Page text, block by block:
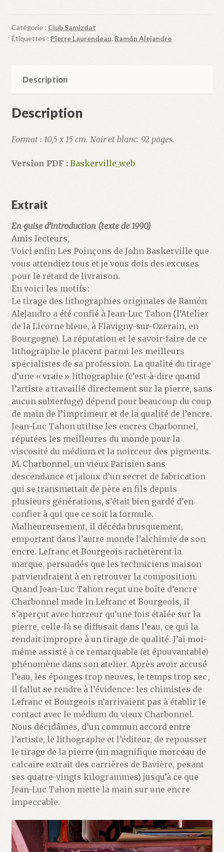
John
Baskerville
Catégorie : Club Samizdat
Étiquettes : Pierre Laurendeau, Ramón Alejandro
Description
Description
Format : 10,5 x 15 cm. Noir et blanc. 92 pages.
Version PDF : Baskerville_web
Extrait
En guise d’introduction (texte de 1990)
Amis lecteurs,
Voici enfin Les Poinçons de John Baskerville que
vous attendiez tous et je vous dois des excuses
pour le retard de livraison.
En voici les motifs :
Le tirage des lithographies originales de Ramón
Alejandro a été confié à Jean-Luc Tahon (l’Atelier
de la Licorne bleue, à ­Flavigny-sur-Ozerain, en
Bourgogne). La réputation et le savoir-faire de ce
lithographe le placent parmi les meilleurs
spécialistes de sa profession. La qualité du tirage
d’une « vraie » lithographie (c’est-à-dire quand
l’artiste a travaillé directement sur la pierre, sans
aucun subterfuge) dépend pour beaucoup du coup
de main de l’imprimeur et de la qualité de l’encre.
Jean-Luc Tahon utilise les encres Charbonnel,
réputées les meilleures du monde pour la
viscosité du médium et la noirceur des pigments.
M. Charbonnel, un vieux Parisien sans
descendance et jaloux d’un secret de fabrication
qui se transmettait de père en fils depuis
plusieurs générations, s’était bien gardé d’en
confier à qui que ce soit la formule.
Malheureusement, il décéda brusquement,
emportant dans l’autre monde l’alchimie de son
encre. Lefranc et Bourgeois rachetèrent la
marque, persuadés que les techniciens maison
parviendraient à en retrouver la composition.
Quand Jean-Luc Tahon reçut une boîte d’encre
Charbonnel made in Lefranc et Bourgeois, il
s’aperçut avec horreur qu’une fois étalée sur la
pierre, celle-là se diffusait dans l’eau, ce qui la
rendait impropre à un tirage de qualité. J’ai moi-
même assisté à ce remarquable (et épouvantable)
phénomène dans son atelier. Après avoir accusé
l’eau, les éponges trop neuves, le temps trop sec ,
il fallut se rendre à l’évidence : les chimistes de
Lefranc et Bourgeois n’arrivaient pas à établir le
contact avec le médium du vieux Charbonnel.
Nous décidâmes, d’un commun accord entre
l’artiste, le lithographe et l’éditeur, de repousser
le tirage de la pierre (un magnifique morceau de
calcaire extrait des carrières de Bavière, pesant
ses quatre-vingts kilogrammes) jusqu’à ce que
Jean-Luc Tahon mette la main sur une encre
impeccable.